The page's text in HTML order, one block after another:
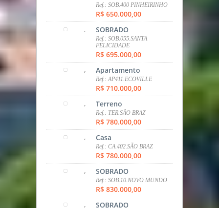
Ref.: SOB.600.FAZENDINHA
R$ 580.000,00
SOBRADO
Ref.: SOB. 547.C.COMP
R$ 599.000,00
Apartamento
Ref.: AP.419.AGUA VERDE
R$ 607.822,20
Apartamento
Ref.: AP.588.SANTO INÁCIO
R$ 615.000,00
Casa
Ref.: CA.001.ARAUCARIA
R$ 650.000,00
SOBRADO
Ref.: SOB.400 PINHEIRINHO
R$ 650.000,00
SOBRADO
Ref.: SOB.055.SANTA